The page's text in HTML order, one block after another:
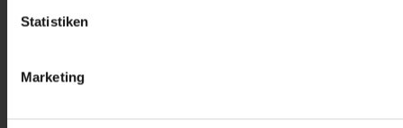
Statistiken
Marketing